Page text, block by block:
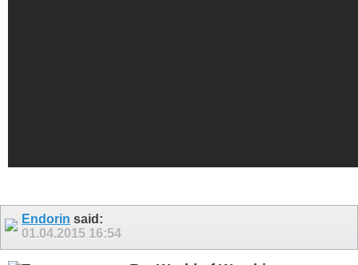
Endorin said:
01.04.2015 16:54